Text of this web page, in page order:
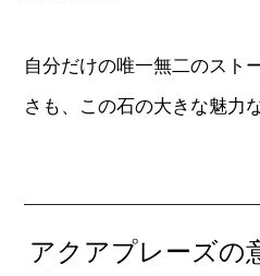
自分だけの唯一無二のスト
さも、この石の大きな魅力
アクアプレーズの